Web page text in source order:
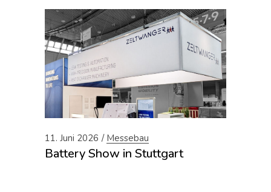
11. Juni 2026 Messebau
Battery Show in Stuttgart